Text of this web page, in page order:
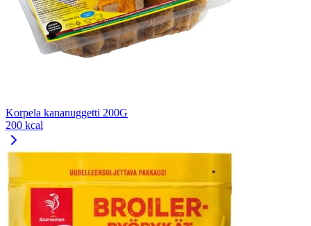
Korpela kananuggetti 200G
200 kcal